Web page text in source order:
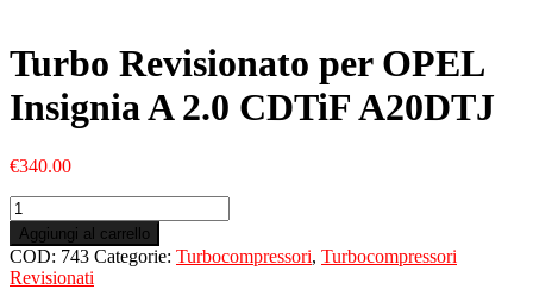
Turbo Revisionato per OPEL
Insignia A 2.0 CDTiF A20DTJ
€340.00
Turbo
Revisionato
per
OPEL
Insignia
Aggiungi al carrello
COD: 743 Categorie: Turbocompressori, Turbocompressori
Revisionati